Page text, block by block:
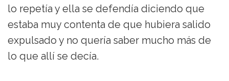
lo repetía y ella se defendía diciendo que
estaba muy contenta de que hubiera salido
expulsado y no quería saber mucho más de
lo que allí se decía.